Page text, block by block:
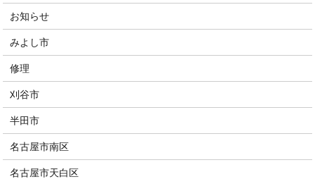
お知らせ
みよし市
修理
刈谷市
半田市
名古屋市南区
名古屋市天白区